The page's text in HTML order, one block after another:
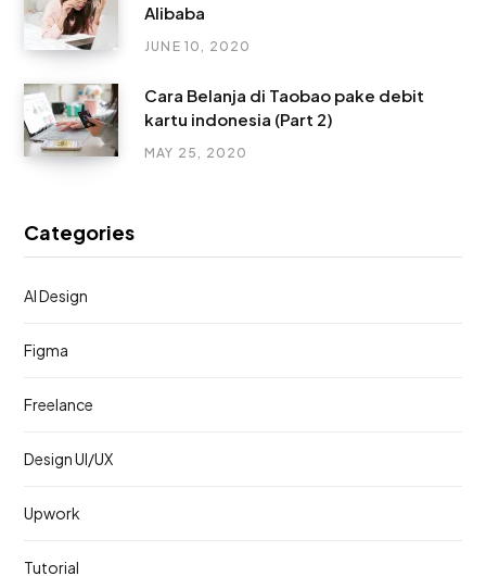
Alibaba
JUNE 10, 2020
Cara Belanja di Taobao pake debit
kartu indonesia (Part 2)
MAY 25, 2020
Categories
AI Design
Figma
Freelance
Design UI/UX
Upwork
Tutorial